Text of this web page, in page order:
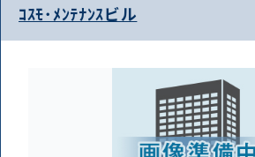
ｺｽﾓ･ﾒﾝﾃﾅﾝｽビル